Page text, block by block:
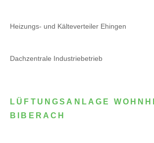
Heizungs- und Kälteverteiler Ehingen
Dachzentrale Industriebetrieb
LÜFTUNGSANLAGE
BIBERACH